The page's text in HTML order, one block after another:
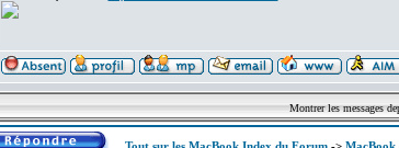
Montrer les messages